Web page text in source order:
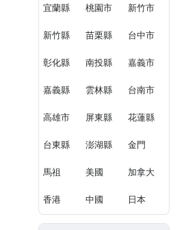
宜蘭縣 桃園市 新竹市
新竹縣 苗栗縣 台中市
彰化縣 南投縣 嘉義市
嘉義縣 雲林縣 台南市
高雄市 屏東縣 花蓮縣
台東縣 澎湖縣 金門
馬祖 美國 加拿大
香港 中國 日本